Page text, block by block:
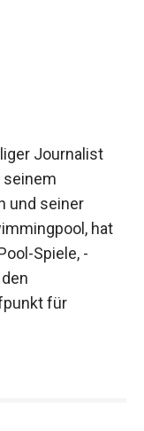
Journalist
seinem
und seiner
hat
Spiele, -
für